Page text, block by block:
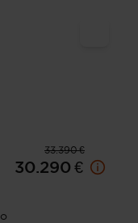
33.390 €
30.290 €